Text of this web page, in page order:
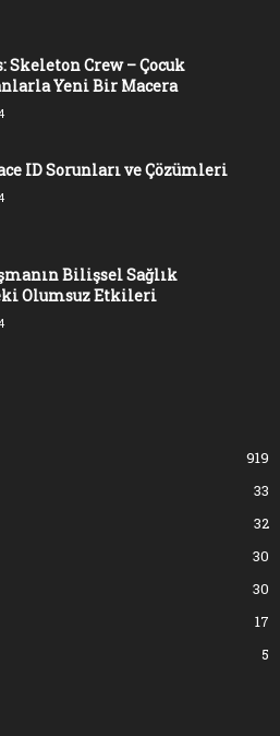
Skeleton Crew – Çocuk
Yeni Bir Macera
ID Sorunları ve Çözümleri
Bilişsel Sağlık
Olumsuz Etkileri
919
33
32
30
30
17
5